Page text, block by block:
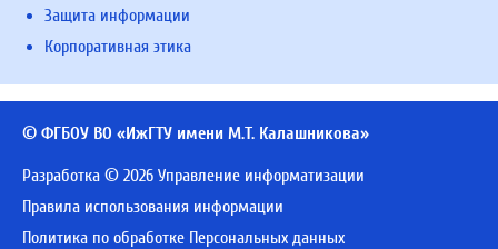
Защита информации
Корпоративная этика
© ФГБОУ ВО «ИжГТУ имени М.Т. Калашникова»
Разработка © 2026 Управление информатизации
Правила использования информации
Политика по обработке Персональных данных